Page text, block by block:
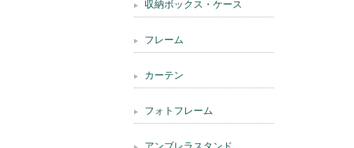
収納ボックス・ケース
フレーム
カーテン
フォトフレーム